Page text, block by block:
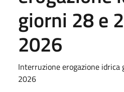
giorni 28 e
2026
Interruzione erogazione
2026